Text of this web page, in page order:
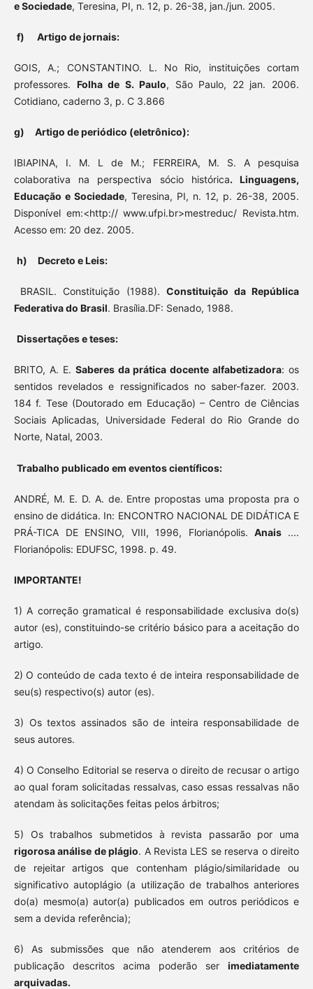
e Sociedade, Teresina, PI, n. 12, p. 26-38, jan./jun. 2005.
f) Artigo de jornais:
GOIS, A.; CONSTANTINO. L. No Rio, instituições cortam
profes­sores. Folha de S. Paulo, São Paulo, 22 jan. 2006.
Cotidiano, caderno 3, p. C 3.866
g) Artigo de periódico (eletrônico):
IBIAPINA, I. M. L de M.; FERREIRA, M. S. A pesquisa
colaborativa na perspectiva sócio histórica. Linguagens,
Educação e Socieda­de, Teresina, PI, n. 12, p. 26-38, 2005.
Disponível em:<http:// www.ufpi.br>mestreduc/ Revista.htm.
Acesso em: 20 dez. 2005.
h) Decreto e Leis:
BRASIL. Constituição (1988). Constituição da República
Fede­rativa do Brasil. Brasília.DF: Senado, 1988.
Dissertações e teses:
BRITO, A. E. Saberes da prática docente alfabetizadora: os
sentidos revelados e ressignificados no saber-fazer. 2003.
184 f. Tese (Doutorado em Educação) – Centro de Ciências
Sociais Aplicadas, Universidade Federal do Rio Grande do
Norte, Natal, 2003.
Trabalho publicado em eventos científicos:
ANDRÉ, M. E. D. A. de. Entre propostas uma proposta pra o
ensino de didática. In: ENCONTRO NACIONAL DE DIDÁTICA E
PRÁ-TICA DE ENSINO, VIII, 1996, Florianópolis.Anais ....
Floria­nópolis: EDUFSC, 1998. p. 49.
IMPORTANTE!
1) A correção gramatical é responsabilidade exclusiva do(s)
autor (es), constituindo-se critério básico para a aceitação do
artigo.
2) O conteúdo de cada texto é de inteira responsabilidade de
seu(s) respectivo(s) autor (es).
3) Os textos assinados são de inteira responsabilidade de
seus autores.
4) O Conselho Editorial se reserva o direito de recusar o artigo
ao qual foram solicitadas ressalvas, caso essas ressalvas não
atendam às solicitações feitas pelos árbitros;
5) Os trabalhos submetidos à revista passarão por uma
rigorosa análise de plágio. A Revista LES se reserva o direito
de rejeitar artigos que contenham plágio/similaridade ou
significativo autoplágio (a utilização de trabalhos anteriores
do(a) mesmo(a) autor(a) publicados em outros periódicos e
sem a devida referência);
6) As submissões que não atenderem aos critérios de
publicação descritos acima poderão serimediatamente
arquivadas.